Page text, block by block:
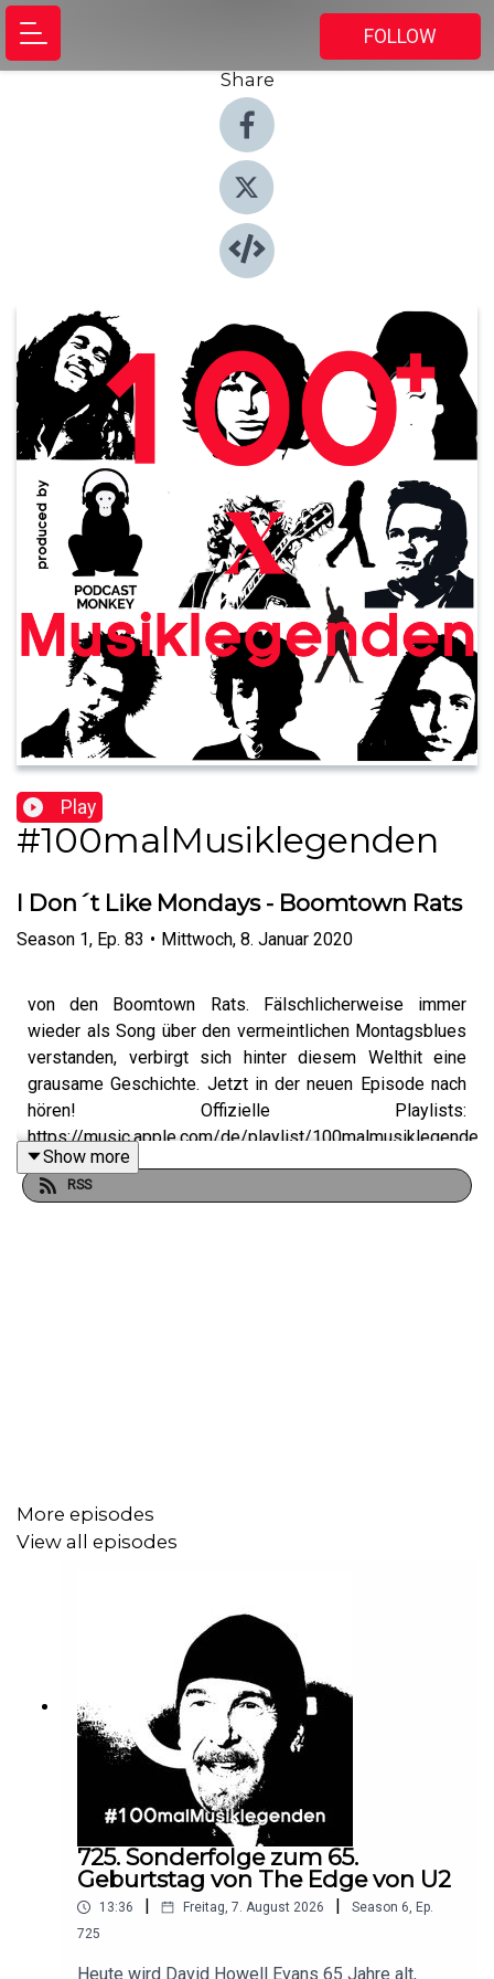
FOLLOW
Share
Play
#100malMusiklegenden
I Don´t Like Mondays - Boomtown Rats
Season 1, Ep. 83 • Mittwoch, 8. Januar 2020
von den Boomtown Rats. Fälschlicherweise immer
wieder als Song über den vermeintlichen Montagsblues
verstanden, verbirgt sich hinter diesem Welthit eine
grausame Geschichte. Jetzt in der neuen Episode nach
hören! Offizielle Playlists:
https://music.apple.com/de/playlist/
JjM2F9Nv5z (Apple)
https://open.spotify.com/playlist/
Show more
RSS
More episodes
View all episodes
725. Sonderfolge zum 65.
Geburtstag von The Edge von U2
13:36 Freitag, 7. August 2026 Season 6, Ep.
725
Heute wird David Howell Evans 65 Jahre alt,